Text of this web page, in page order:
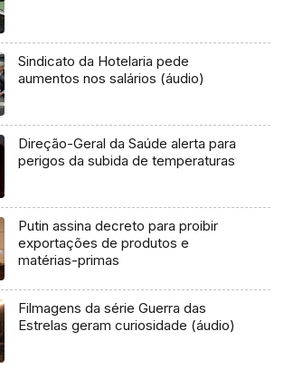
Sindicato da Hotelaria pede
aumentos nos salários (áudio)
Direção-Geral da Saúde alerta para
perigos da subida de temperaturas
Putin assina decreto para proibir
exportações de produtos e
matérias-primas
Filmagens da série Guerra das
Estrelas geram curiosidade (áudio)